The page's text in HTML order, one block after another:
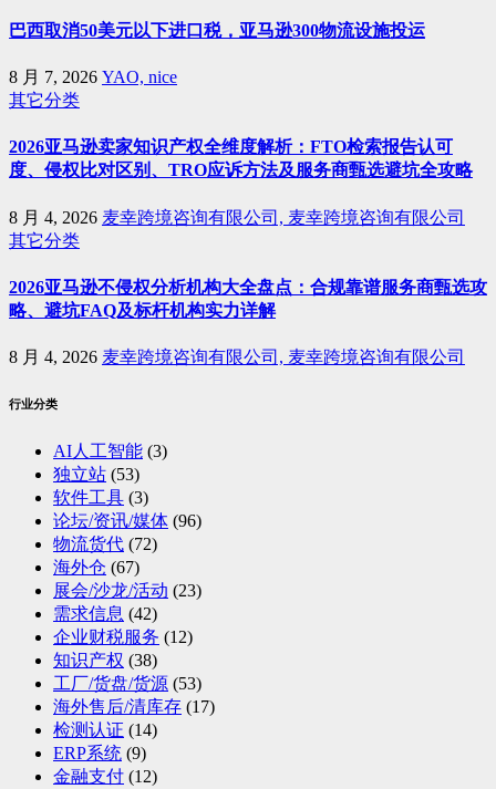
巴西取消50美元以下进口税，亚马逊300物流设施投运
8 月 7, 2026 YAO, nice
其它分类
2026亚马逊卖家知识产权全维度解析：FTO检索报告认可
度、侵权比对区别、TRO应诉方法及服务商甄选避坑全攻略
8 月 4, 2026 麦幸跨境咨询有限公司, 麦幸跨境咨询有限公司
其它分类
2026亚马逊不侵权分析机构大全盘点：合规靠谱服务商甄选攻
略、避坑FAQ及标杆机构实力详解
8 月 4, 2026 麦幸跨境咨询有限公司, 麦幸跨境咨询有限公司
行业分类
AI人工智能 (3)
独立站 (53)
软件工具 (3)
论坛/资讯/媒体 (96)
物流货代 (72)
海外仓 (67)
展会/沙龙/活动 (23)
需求信息 (42)
企业财税服务 (12)
知识产权 (38)
工厂/货盘/货源 (53)
海外售后/清库存 (17)
检测认证 (14)
ERP系统 (9)
金融支付 (12)